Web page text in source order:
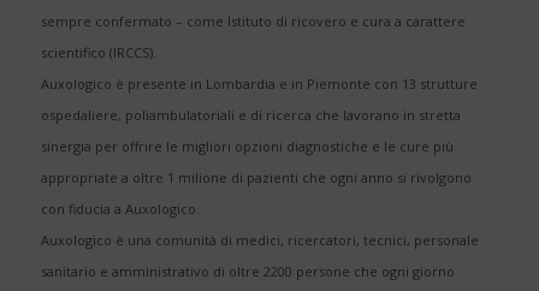
sempre confermato – come Istituto di ricovero e cura a carattere
scientifico (IRCCS).
Auxologico è presente in Lombardia e in Piemonte con 13 strutture
ospedaliere, poliambulatoriali e di ricerca che lavorano in stretta
sinergia per offrire le migliori opzioni diagnostiche e le cure più
appropriate a oltre 1 milione di pazienti che ogni anno si rivolgono
con fiducia a Auxologico.
Auxologico è una comunità di medici, ricercatori, tecnici, personale
sanitario e amministrativo di oltre 2200 persone che ogni giorno